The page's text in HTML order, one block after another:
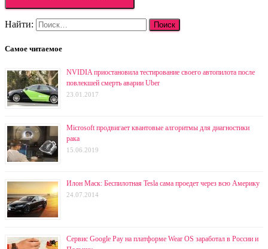
Найти:
Самое читаемое
NVIDIA приостановила тестирование своего автопилота после
повлекшей смерть аварии Uber
23.01.2017
Microsoft продвигает квантовые алгоритмы для диагностики
рака
15.06.2019
Илон Маск: Беспилотная Tesla сама проедет через всю Америку
24.07.2014
Сервис Google Pay на платформе Wear OS заработал в России и